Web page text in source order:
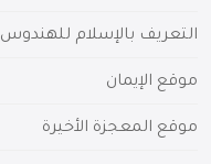
التعريف بالإسلام للهندوس
موقع الإيمان
موقع المعجزة الأخيرة